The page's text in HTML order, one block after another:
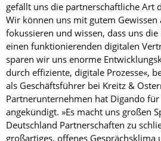
gefällt uns die partnerschaftliche Art
Wir können uns mit gutem Gewissen
fokussieren und wissen, dass uns
einen funktionierenden digitalen
sparen wir uns enorme
durch effiziente, digitale Prozesse«,
als Geschäftsführer bei Kreitz &
Partner­unternehmen hat Digando
angekündigt. »Es macht uns großen
Deutschland Partner­schaften zu
großartiges, offenes Gesprächsklima